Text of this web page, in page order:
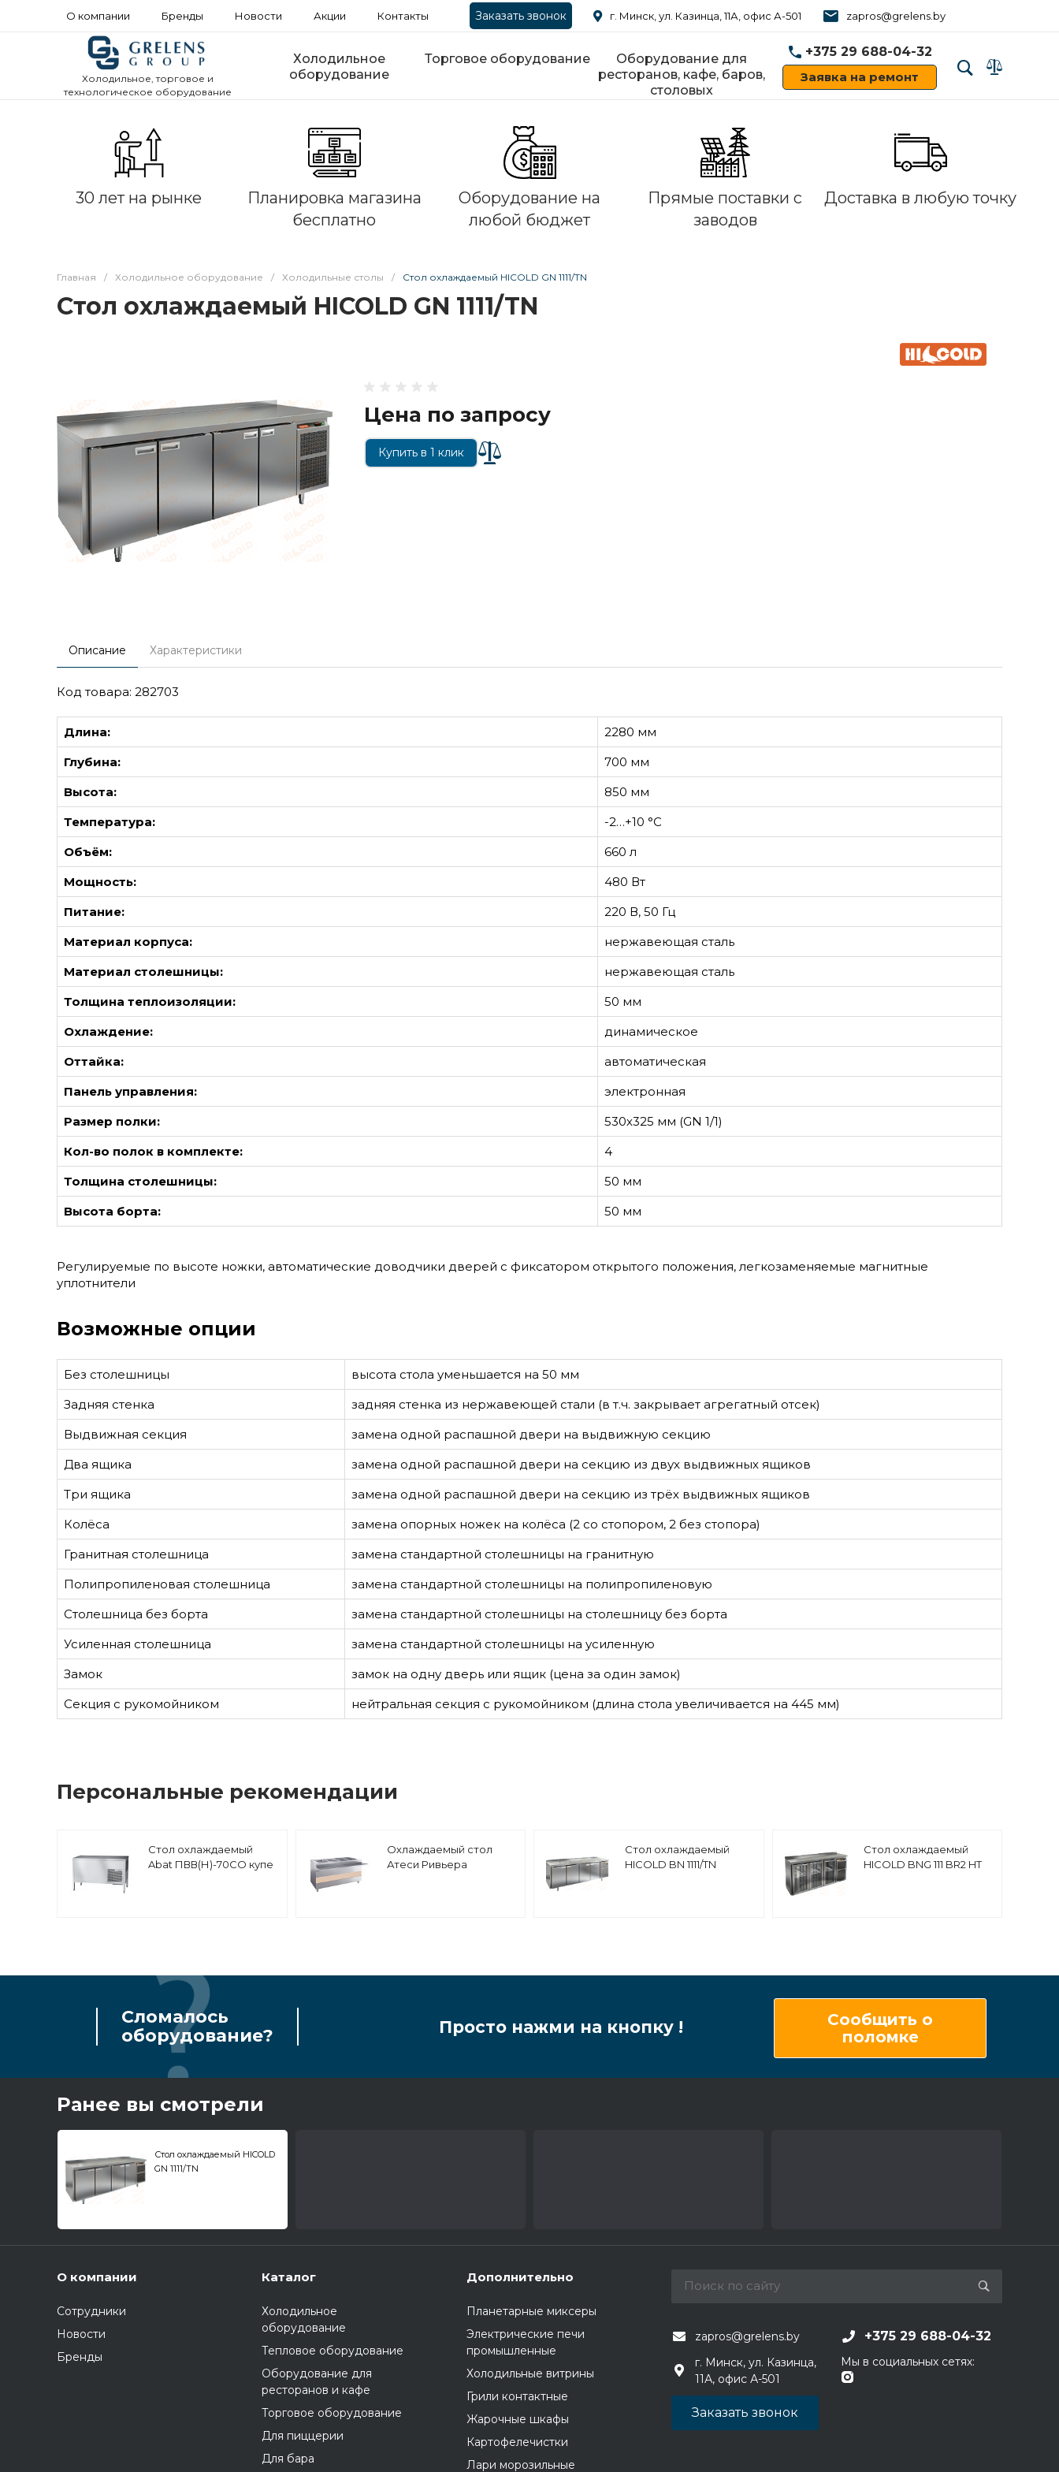
О компании Бренды Новости Акции Контакты Заказать звонок г. Минск, ул. Казинца, 11А, офис А-501 zapros@grelens.by
Холодильное, торговое и
технологическое оборудование
Холодильное
оборудование
Торговое оборудование
Оборудование для
ресторанов, кафе, баров,
столовых
+375 29 688-04-32
Заявка на ремонт
30 лет на рынке
Планировка магазина
бесплатно
Оборудование на
любой бюджет
Прямые поставки с
заводов
Доставка в любую точку
Главная / Холодильное оборудование / Холодильные столы / Стол охлаждаемый HICOLD GN 1111/TN
Стол охлаждаемый HICOLD GN 1111/TN
Цена по запросу
Купить в 1 клик
Описание Характеристики
Код товара: 282703
Длина:
2280 мм
Глубина:
700 мм
Высота:
850 мм
Температура:
-2…+10 °С
Объём:
660 л
Мощность:
480 Вт
Питание:
220 В, 50 Гц
Материал корпуса:
нержавеющая сталь
Материал столешницы:
нержавеющая сталь
Толщина теплоизоляции:
50 мм
Охлаждение:
динамическое
Оттайка:
автоматическая
Панель управления:
электронная
Размер полки:
530х325 мм (GN 1/1)
Кол-во полок в комплекте:
4
Толщина столешницы:
50 мм
Высота борта:
50 мм
Регулируемые по высоте ножки, автоматические доводчики дверей с фиксатором открытого положения, легкозаменяемые магнитные
уплотнители
Возможные опции
Без столешницы
высота стола уменьшается на 50 мм
Задняя стенка
задняя стенка из нержавеющей стали (в т.ч. закрывает агрегатный отсек)
Выдвижная секция
замена одной распашной двери на выдвижную секцию
Два ящика
замена одной распашной двери на секцию из двух выдвижных ящиков
Три ящика
замена одной распашной двери на секцию из трёх выдвижных ящиков
Колёса
замена опорных ножек на колёса (2 со стопором, 2 без стопора)
Гранитная столешница
замена стандартной столешницы на гранитную
Полипропиленовая столешница
замена стандартной столешницы на полипропиленовую
Столешница без борта
замена стандартной столешницы на столешницу без борта
Усиленная столешница
замена стандартной столешницы на усиленную
Замок
замок на одну дверь или ящик (цена за один замок)
Секция с рукомойником
нейтральная секция с рукомойником (длина стола увеличивается на 445 мм)
Персональные рекомендации
Стол охлаждаемый
Abat ПВВ(Н)-70СО купе
Охлаждаемый стол
Атеси Ривьера
Стол охлаждаемый
HICOLD BN 1111/TN
Стол охлаждаемый
HICOLD BNG 111 BR2 HT
Сломалось
оборудование?
Просто нажми на кнопку !
Сообщить о
поломке
Ранее вы смотрели
Стол охлаждаемый HICOLD
GN 1111/TN
О компании
Сотрудники
Новости
Бренды
Каталог
Холодильное
оборудование
Тепловое оборудование
Оборудование для
ресторанов и кафе
Торговое оборудование
Для пиццерии
Для бара
Дополнительно
Планетарные миксеры
Электрические печи
промышленные
Холодильные витрины
Грили контактные
Жарочные шкафы
Картофелечистки
Лари морозильные
zapros@grelens.by +375 29 688-04-32
г. Минск, ул. Казинца,
11А, офис А-501
Мы в социальных сетях:
Заказать звонок